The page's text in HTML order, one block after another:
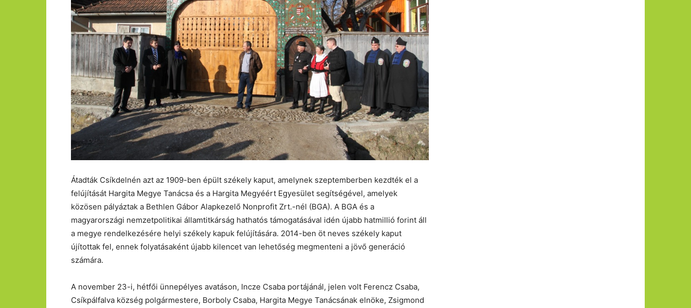
Átadták Csíkdelnén azt az 1909-ben épült székely kaput, amelynek szeptemberben kezdték el a
felújítását Hargita Megye Tanácsa és a Hargita Megyéért Egyesület segítségével, amelyek
közösen pályáztak a Bethlen Gábor Alapkezelő Nonprofit Zrt.-nél (BGA). A BGA és a
magyarországi nemzetpolitikai államtitkárság hathatós támogatásával idén újabb hatmillió forint áll
a megye rendelkezésére helyi székely kapuk felújítására. 2014-ben öt neves székely kaput
újítottak fel, ennek folyatásaként újabb kilencet van lehetőség megmenteni a jövő generáció
számára.
A november 23-i, hétfői ünnepélyes avatáson, Incze Csaba portájánál, jelen volt Ferencz Csaba,
Csíkpálfalva község polgármestere, Borboly Csaba, Hargita Megye Tanácsának elnöke, Zsigmond